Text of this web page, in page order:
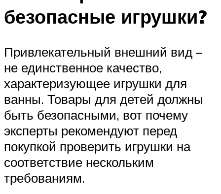
безопасные игрушки?
Привлекательный внешний вид –
не единственное качество,
характеризующее игрушки для
ванны. Товары для детей должны
быть безопасными, вот почему
эксперты рекомендуют перед
покупкой проверить игрушки на
соответствие нескольким
требованиям.